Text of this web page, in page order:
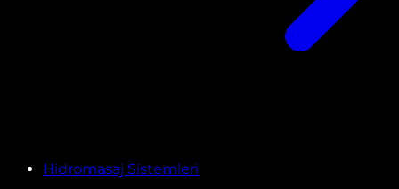
Hidromasaj Sistemleri